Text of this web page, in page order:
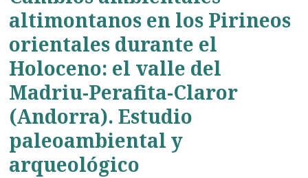
altimontanos en los Pirineos
orientales durante el
Holoceno: el valle del
Madriu-Perafita-Claror
(Andorra). Estudio
paleoambiental y
arqueológico